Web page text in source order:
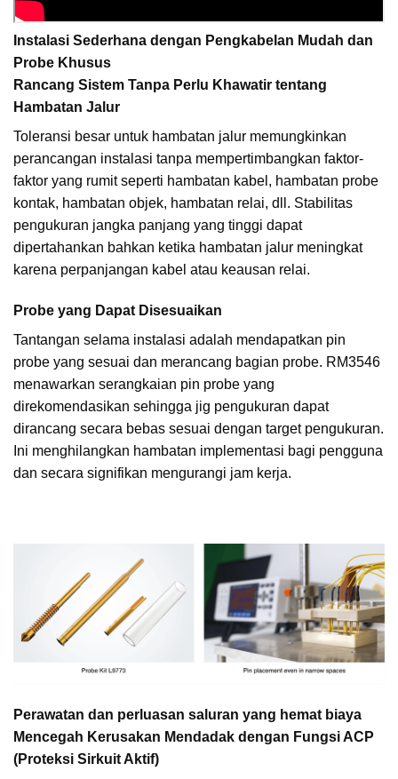
Instalasi Sederhana dengan Pengkabelan Mudah dan
Probe Khusus
Rancang Sistem Tanpa Perlu Khawatir tentang
Hambatan Jalur
Toleransi besar untuk hambatan jalur memungkinkan
perancangan instalasi tanpa mempertimbangkan faktor-
faktor yang rumit seperti hambatan kabel, hambatan probe
kontak, hambatan objek, hambatan relai, dll. Stabilitas
pengukuran jangka panjang yang tinggi dapat
dipertahankan bahkan ketika hambatan jalur meningkat
karena perpanjangan kabel atau keausan relai.
Probe yang Dapat Disesuaikan
Tantangan selama instalasi adalah mendapatkan pin
probe yang sesuai dan merancang bagian probe. RM3546
menawarkan serangkaian pin probe yang
direkomendasikan sehingga jig pengukuran dapat
dirancang secara bebas sesuai dengan target pengukuran.
Ini menghilangkan hambatan implementasi bagi pengguna
dan secara signifikan mengurangi jam kerja.
Perawatan dan perluasan saluran yang hemat biaya
Mencegah Kerusakan Mendadak dengan Fungsi ACP
(Proteksi Sirkuit Aktif)